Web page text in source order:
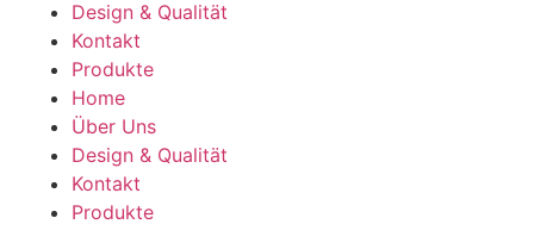
Design & Qualität
Kontakt
Produkte
Home
Über Uns
Design & Qualität
Kontakt
Produkte